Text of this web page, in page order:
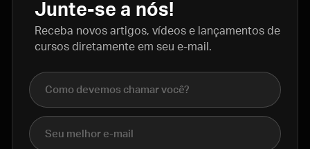
Junte-se a nós!
Receba novos artigos, vídeos e lançamentos de
cursos diretamente em seu e-mail.
Nome completo
E-mail